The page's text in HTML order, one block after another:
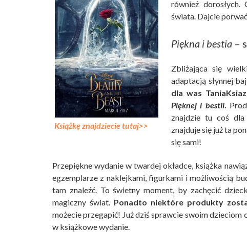
Książkę znajdziecie tutaj>>
również
świata. Dajcie
Piękna i bestia –
Zbliżająca się
adaptacją słynnej
dla was
Pięknej i bestii.
znajdzie tu coś
znajduje się już ta
się sami!
Przepiękne wydanie w twardej okładce, książka
egzemplarze z naklejkami, figurkami i możliwością
tam znaleźć. To świetny moment, by zachęcić
magiczny świat. Ponadto niektóre produkty
możecie przegapić! Już dziś sprawcie swoim
w książkowe wydanie.